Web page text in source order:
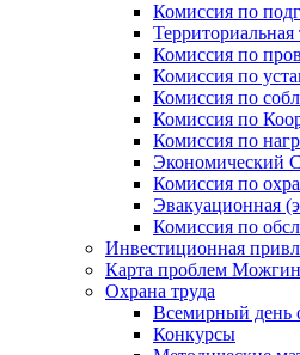
Комиссия по
Территориальная
Комиссия по
Комиссия по
Комиссия по
Комиссия по
Комиссия по
Экономический
Комиссия по
Эвакуационная
Комиссия по
Инвестиционная
Карта проблем
Охрана труда
Всемирный день
Конкурсы